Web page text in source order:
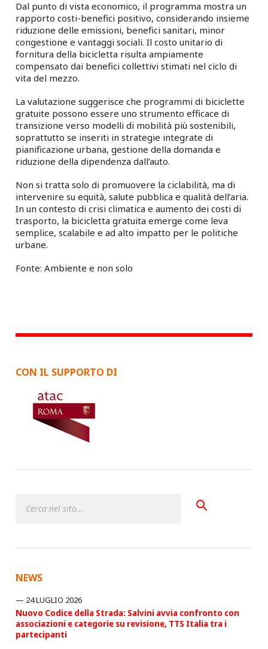
Dal punto di vista economico, il programma mostra un
rapporto costi-benefici positivo, considerando insieme
riduzione delle emissioni, benefici sanitari, minor
congestione e vantaggi sociali. Il costo unitario di
fornitura della bicicletta risulta ampiamente
compensato dai benefici collettivi stimati nel ciclo di
vita del mezzo.
La valutazione suggerisce che programmi di biciclette
gratuite possono essere uno strumento efficace di
transizione verso modelli di mobilità più sostenibili,
soprattutto se inseriti in strategie integrate di
pianificazione urbana, gestione della domanda e
riduzione della dipendenza dall’auto.
Non si tratta solo di promuovere la ciclabilità, ma di
intervenire su equità, salute pubblica e qualità dell’aria.
In un contesto di crisi climatica e aumento dei costi di
trasporto, la bicicletta gratuita emerge come leva
semplice, scalabile e ad alto impatto per le politiche
urbane.
Fonte: Ambiente e non solo
CON IL SUPPORTO DI
NEWS
24 LUGLIO 2026
Nuovo Codice della Strada: Salvini avvia confronto con
associazioni e categorie su revisione, TTS Italia tra i
partecipanti